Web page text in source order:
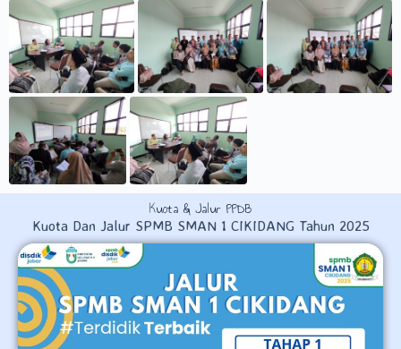
Kuota & Jalur PPDB
Kuota Dan Jalur SPMB SMAN 1 CIKIDANG Tahun 2025